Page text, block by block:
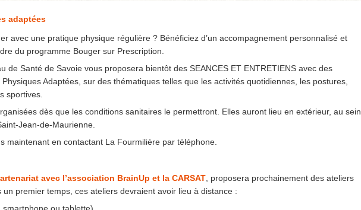
adaptées
avec une pratique physique régulière ? Bénéficiez d’un accompagnement personnalisé et
du programme Bouger sur Prescription.
de Santé de Savoie vous proposera bientôt des SEANCES ET ENTRETIENS avec des
Adaptées, sur des thématiques telles que les activités quotidiennes, les postures,
sportives.
dès que les conditions sanitaires le permettront. Elles auront lieu en extérieur, au sein
Jean-de-Maurienne.
maintenant en contactant La Fourmilière par téléphone.
avec l’association BrainUp et la CARSAT , proposera prochainement des ateliers
un premier temps, ces ateliers devraient avoir lieu à distance :